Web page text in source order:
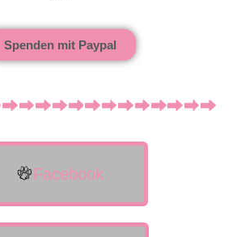
Spenden mit Paypal
Facebook